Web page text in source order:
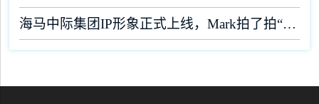
海马中际集团IP形象正式上线，Mark拍了拍“你”！